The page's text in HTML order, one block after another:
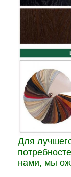
Для
нами, мы